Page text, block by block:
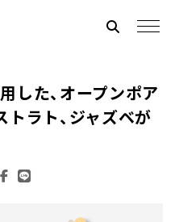
した、オープンポア
トラト、ジャズベが